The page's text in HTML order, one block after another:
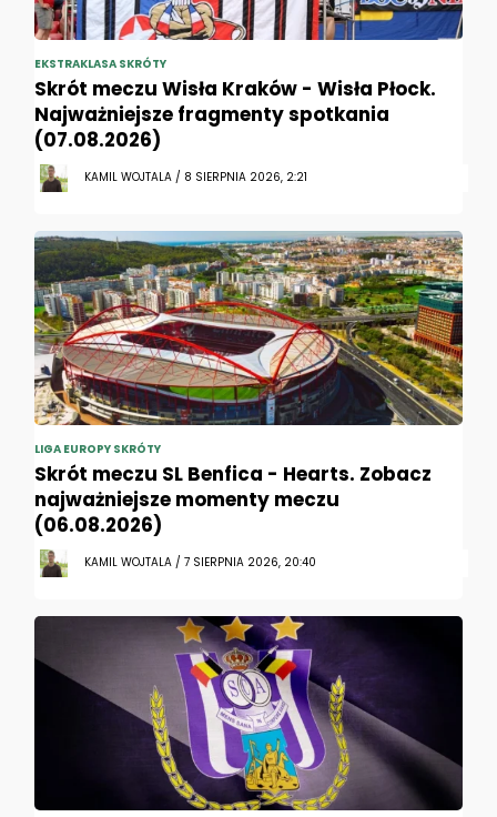
EKSTRAKLASA SKRÓTY
Skrót meczu Wisła Kraków - Wisła Płock.
Najważniejsze fragmenty spotkania
(07.08.2026)
KAMIL WOJTALA / 8 SIERPNIA 2026, 2:21
LIGA EUROPY SKRÓTY
Skrót meczu SL Benfica - Hearts. Zobacz
najważniejsze momenty meczu
(06.08.2026)
KAMIL WOJTALA / 7 SIERPNIA 2026, 20:40